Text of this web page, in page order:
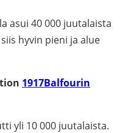
asui 40 000 juutalaista
hyvin pieni ja alue
1917Balfourin
yli 10 000 juutalaista.